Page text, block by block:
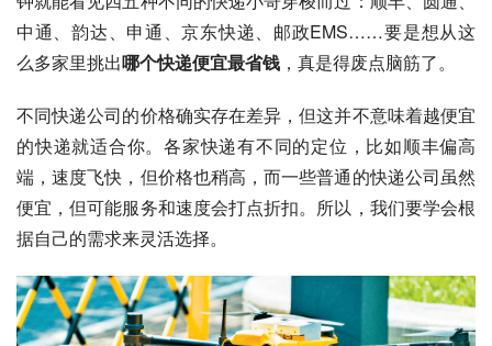
中通、韵达、申通、京东快递、邮政EMS……要是想从这
么多家里挑出哪个快递便宜最省钱 ，真是得废点脑筋了。
不同快递公司的价格确实存在差异，但这并不意味着越便宜
的快递就适合你。各家快递有不同的定位，比如顺丰偏高
端，速度飞快，但价格也稍高，而一些普通的快递公司虽然
便宜，但可能服务和速度会打点折扣。所以，我们要学会根
据自己的需求来灵活选择。